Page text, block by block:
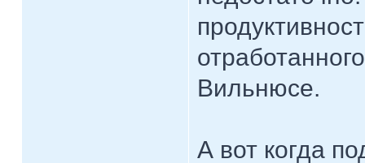
Вильнюсе.
А вот когда